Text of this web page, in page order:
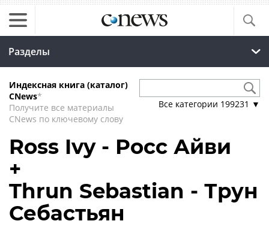
Разделы
Индексная книга (каталог)
CNews*
Получите все материалы
CNews по ключевому слову
Все категории 199231 ▼
Ross Ivy - Росс Айви
+
Thrun Sebastian - Трун
Себастьян